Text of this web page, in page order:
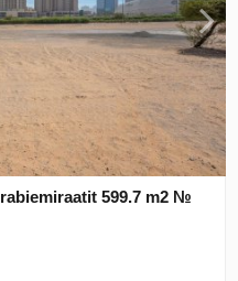
599.7 m2 №